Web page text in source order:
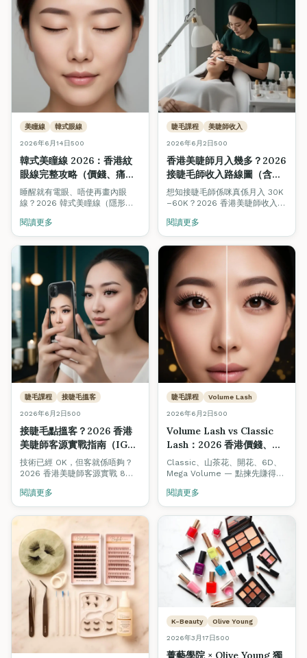
美瞳線 韓式眼線
2026年6月14日500
韓式美瞳線 2026：香港紋
眼線完整攻略（價錢、痛唔
痛、維持幾耐）
睡醒就有電眼、唔使再畫內眼
線？2026 韓式美瞳線（隱形眼
項目之一。Fine Arts Academy
紋繡導師團隊完整拆解：價錢
\$3,500–\$6,800、痛感 3/10、
維持 2–4 年、5–7 日結痂期、邊
類人唔啱做，並比較睫毛線 vs
韓式自然眼線 vs 拉長眼線 3 種
主流風格。
閱讀更多
睫毛課程 美睫師收入
2026年6月2日500
香港美睫師月入幾多？2026
接睫毛師收入路線圖（含即
時試算機）
想知接睫毛師係咪真係月入 30K
–60K？2026 香港美睫師收入完
職・全職・工作室老闆）合理收
入、客單價、回頭率對比，加埋
即時收入試算機，拖滑桿即知你
嘅情境月入幾多。
閱讀更多
睫毛課程 接睫毛搵客
2026年6月2日500
接睫毛點搵客？2026 香港
美睫師客源實戰指南（IG・
WhatsApp・回頭客 8 招）
技術已經 OK，但客就係唔夠？
2026 香港美睫師客源實戰 8
Broadcast 模板、3 週回頭率機
制、Beauty Stars 被動曝光、
口碑轉介設計、平台抽成避坑。
新手 3 個月內穩定 1 日 2 客嘅實
際路徑。
閱讀更多
睫毛課程 Volume Lash
2026年6月2日500
Volume Lash vs Classic
Lash：2026 香港價錢、利
潤、技術完整對照（附升級
路徑）
Classic、山茶花、開花、6D、
Mega Volume — 點揀先賺得
照：每款客單價、單客耗時、毛
利率、回頭率、上手難度，加埋
由 Classic 升級到 6D / 婚禮款
嘅技術路徑與課程建議。
閱讀更多
K-Beauty Olive Young
2026年3月17日500
菁藝學院 × Olive Young 獨